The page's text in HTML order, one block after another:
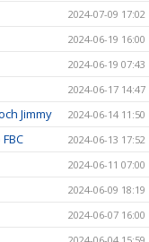
2024-07-09 17:02
2024-06-19 16:00
2024-06-19 07:43
2024-06-17 14:47
Jimmy 2024-06-14 11:50
2024-06-13 17:52
2024-06-11 07:00
2024-06-09 18:19
2024-06-07 16:00